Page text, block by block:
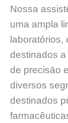
Nossa
uma ampla
laboratórios,
destinados
de precisāo
diversos
destinados